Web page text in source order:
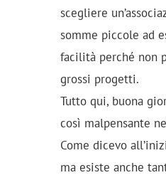
scegliere
somme piccole ad
facilità perché non
grossi progetti.
Tutto qui, buona
così malpensante
Come dicevo
ma esiste anche